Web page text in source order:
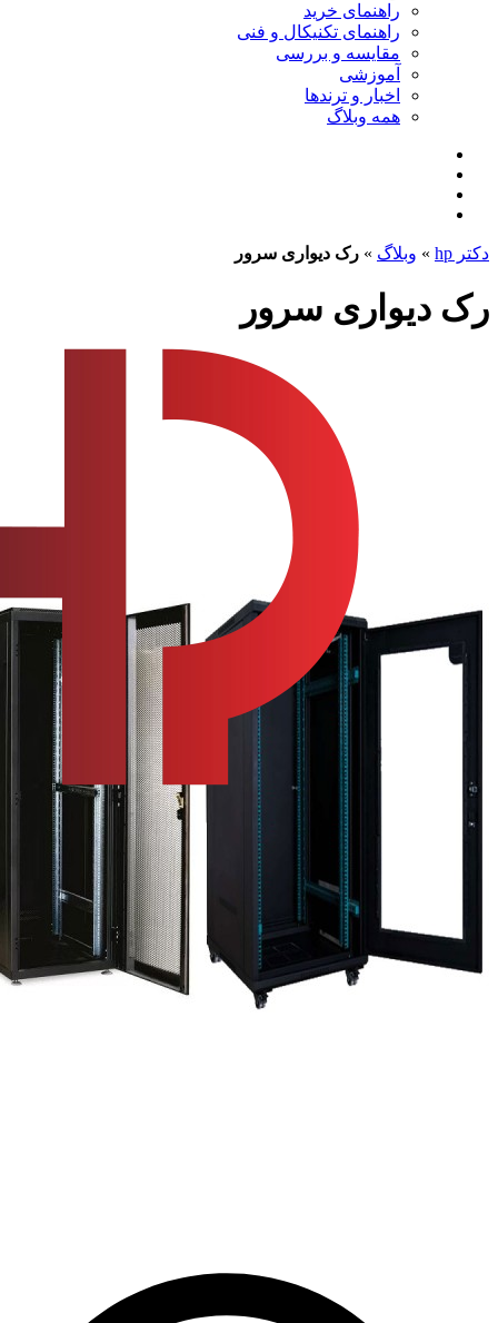
راهنمای خرید
راهنمای تکنیکال و فنی
مقایسه و بررسی
آموزشی
اخبار و ترندها
همه وبلاگ
دکتر hp » وبلاگ » رک دیواری سرور
رک دیواری سرور